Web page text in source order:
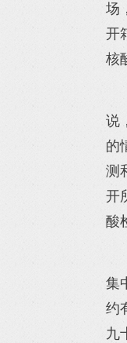
场
开
核
说
的
测
开
酸
集
约
九